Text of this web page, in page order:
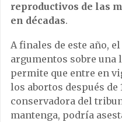
reproductivos de las
en décadas.
A finales de este año,
argumentos sobre una
permite que entre en
los abortos después de
conservadora del
mantenga, podría